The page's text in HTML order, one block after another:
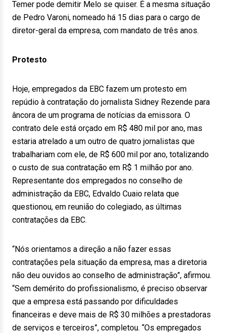
Temer pode demitir Melo se quiser. É a mesma situação
de Pedro Varoni, nomeado há 15 dias para o cargo de
diretor-geral da empresa, com mandato de três anos.
Protesto
Hoje, empregados da EBC fazem um protesto em
repúdio à contratação do jornalista Sidney Rezende para
âncora de um programa de notícias da emissora. O
contrato dele está orçado em R$ 480 mil por ano, mas
estaria atrelado a um outro de quatro jornalistas que
trabalhariam com ele, de R$ 600 mil por ano, totalizando
o custo de sua contratação em R$ 1 milhão por ano.
Representante dos empregados no conselho de
administração da EBC, Edvaldo Cuaio relata que
questionou, em reunião do colegiado, as últimas
contratações da EBC.
“Nós orientamos a direção a não fazer essas
contratações pela situação da empresa, mas a diretoria
não deu ouvidos ao conselho de administração”, afirmou.
“Sem demérito do profissionalismo, é preciso observar
que a empresa está passando por dificuldades
financeiras e deve mais de R$ 30 milhões a prestadoras
de serviços e terceiros”, completou. “Os empregados